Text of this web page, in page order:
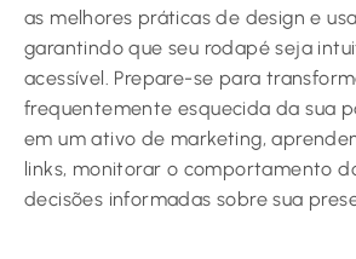
as melhores práticas de design e
garantindo que seu rodapé seja
acessível. Prepare-se para
frequentemente esquecida da sua
em um ativo de marketing,
links, monitorar o comportamento
decisões informadas sobre sua